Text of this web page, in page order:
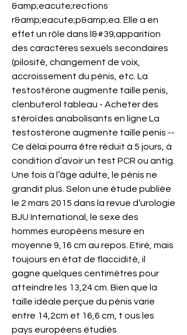
&amp;eacute;rections
r&amp;eacute;p&amp;ea. Elle a en
effet un rôle dans l&#39;apparition
des caractères sexuels secondaires
(pilosité, changement de voix,
accroissement du pénis, etc. La
testostérone augmente taille penis,
clenbuterol tableau - Acheter des
stéroïdes anabolisants en ligne La
testostérone augmente taille penis --
Ce délai pourra être réduit à 5 jours, à
condition d’avoir un test PCR ou antig.
Une fois à l’âge adulte, le pénis ne
grandit plus. Selon une étude publiée
le 2 mars 2015 dans la revue d’urologie
BJU International, le sexe des
hommes européens mesure en
moyenne 9,16 cm au repos. Etiré, mais
toujours en état de flaccidité, il
gagne quelques centimètres pour
atteindre les 13,24 cm. Bien que la
taille idéale perçue du pénis varie
entre 14,2cm et 16,6 cm, t ous les
pays européens étudiés